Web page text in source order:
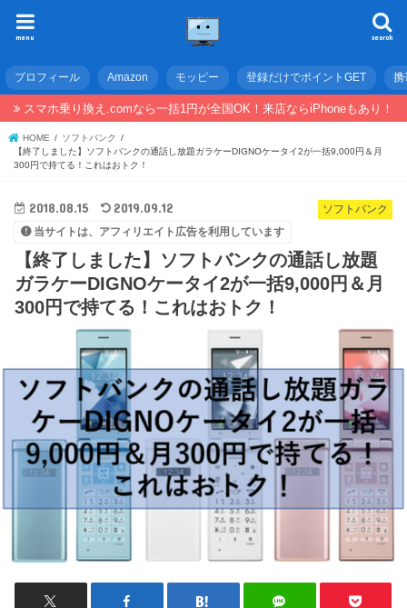
search
menu
プロフィール Amazon モッピー 登録だけでポイントGET 携
スマホ乗り換え.comなら一括1円が全国OK！来店ならiPhoneもあり！
HOME
ソフトバンク
【終了しました】ソフトバンクの通話し放題ガラケーDIGNOケータイ2が一括9,000円＆月
300円で持てる！これはおトク！
ソフトバンク
2018.08.15 2019.09.12
当サイトは、アフィリエイト広告を利用しています
【終了しました】ソフトバンクの通話し放題
ガラケーDIGNOケータイ2が一括9,000円＆月
300円で持てる！これはおトク！